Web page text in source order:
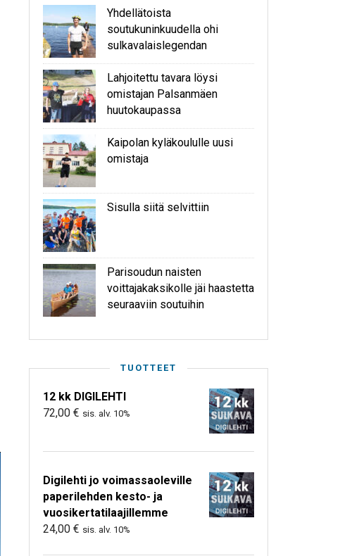
Yhdellätoista
soutukuninkuudella ohi
sulkavalaislegendan
Lahjoitettu tavara löysi
omistajan Palsanmäen
huutokaupassa
Kaipolan kyläkoululle uusi
omistaja
Sisulla siitä selvittiin
Parisoudun naisten
voittajakaksikolle jäi haastetta
seuraaviin soutuihin
TUOTTEET
12 kk DIGILEHTI
72,00 € sis. alv. 10%
Digilehti jo voimassaoleville
paperilehden kesto- ja
vuosikertatilaajillemme
24,00 € sis. alv. 10%